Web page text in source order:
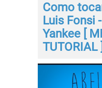
Como
Luis Fonsi
Yankee [
TUTORIAL